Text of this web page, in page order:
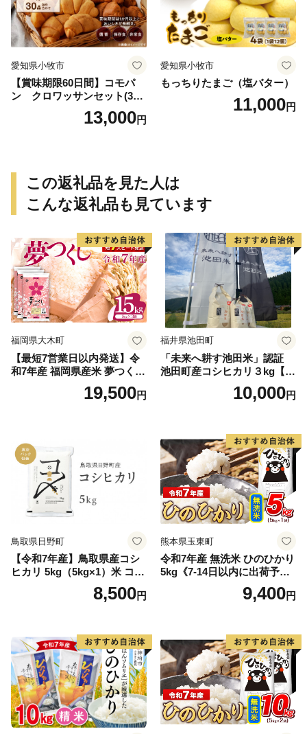
愛知県小牧市
【賞味期限60日間】コモパ
ン クロワッサンセット(30
個入り)／災害用備蓄 保存食
非常食 防災グッズにも
13,000円
愛知県小牧市
もっちりたまご（塩バター）
11,000円
この返礼品を見た人は
こんな返礼品も見ています
福岡県大木町
【最短7営業日以内発送】令
和7年産 福岡県産米 夢つくし
15kg 精米 ※北海道・沖縄・
19,500円
福井県池田町
「未来へ耕す池田米」認証
池田町産コシヒカリ３kg【お
1人様につき３セットまで】
10,000円
鳥取県日野町
【令和7年産】鳥取県産コシ
ヒカリ 5kg（5kg×1）米 コシ
ヒカリ こしひかり お米 白米
精米 5キロ おこめ こめ コメ
野町産 Elevation
8,500円
熊本県玉東町
令和7年産 無洗米 ひのひかり
5kg《7-14日以内に出荷予定
(土日祝除く)》コメ 米 無洗米
高レビュー｜人気米 熊本県
9,400円